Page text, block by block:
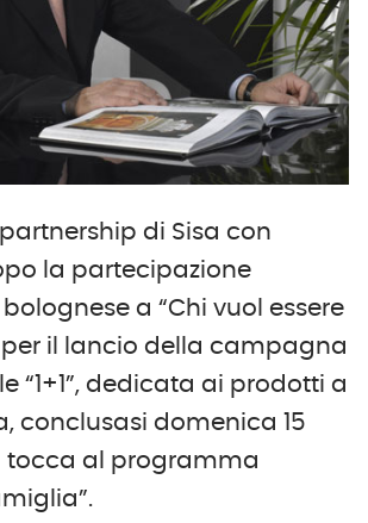
di Sisa con
la partecipazione
a “Chi vuol essere
per il lancio della campagna
“1+1”, dedicata ai prodotti a
conclusasi domenica 15
tocca al programma